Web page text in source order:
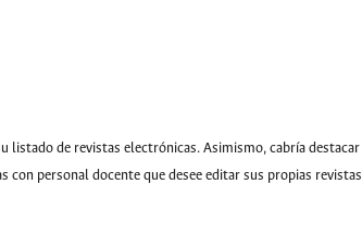
listado de revistas electrónicas. Asimismo, cabría destacar
con personal docente que desee editar sus propias revistas